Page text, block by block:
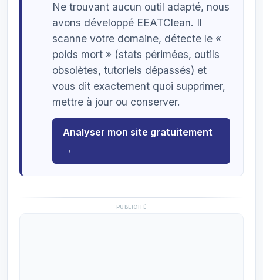
Ne trouvant aucun outil adapté, nous
avons développé EEATClean. Il
scanne votre domaine, détecte le «
poids mort » (stats périmées, outils
obsolètes, tutoriels dépassés) et
vous dit exactement quoi supprimer,
mettre à jour ou conserver.
Analyser mon site gratuitement
→
PUBLICITÉ